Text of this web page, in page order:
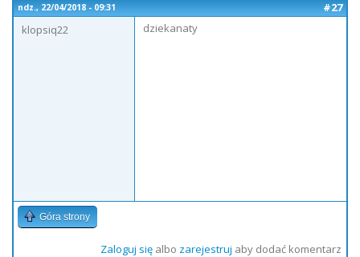
ndz., 22/04/2018 - 09:31
#27
klopsiq22
dziekanaty
Góra strony
Zaloguj sięalbo zarejestruj aby dodać komentarz